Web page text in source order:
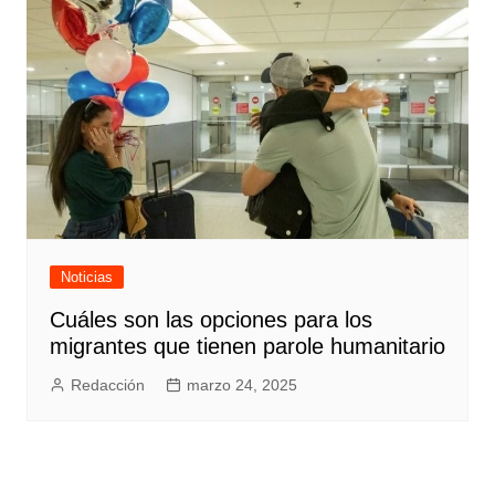
Noticias
Cuáles son las opciones para los
migrantes que tienen parole humanitario
Redacción marzo 24, 2025